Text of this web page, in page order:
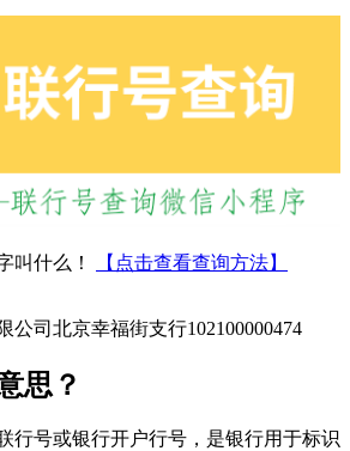
叫什么！ 【点击查看查询方法】
公司北京幸福街支行102100000474
思？
行号或银行开户行号，是银行用于标识